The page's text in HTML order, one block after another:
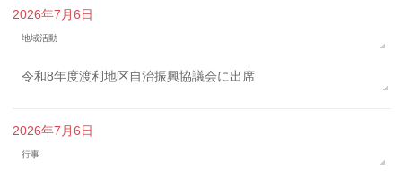
2026年7月6日
地域活動
令和8年度渡利地区自治振興協議会に出席
2026年7月6日
行事